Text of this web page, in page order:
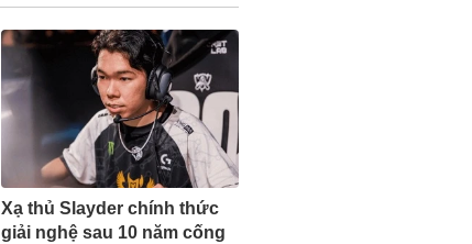
Xạ thủ Slayder chính thức
giải nghệ sau 10 năm cống